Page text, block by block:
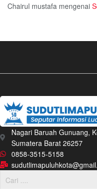
Chairul mustafa mengenai
Nagari Baruah Gunuang,
Sumatera Barat 26257
0858-3515-5158